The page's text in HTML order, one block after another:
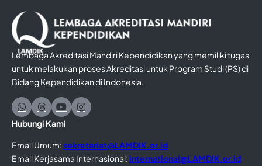
Lembaga Akreditasi Mandiri Kependidikan yang memiliki tugas
untuk melakukan proses Akreditasi untuk Program Studi (PS) di
Bidang Kependidikan di Indonesia.
Hubungi Kami
Email Umum:sekretariat@LAMDIK.or.id
Email Kerjasama Internasional:international@LAMDIK.or.id